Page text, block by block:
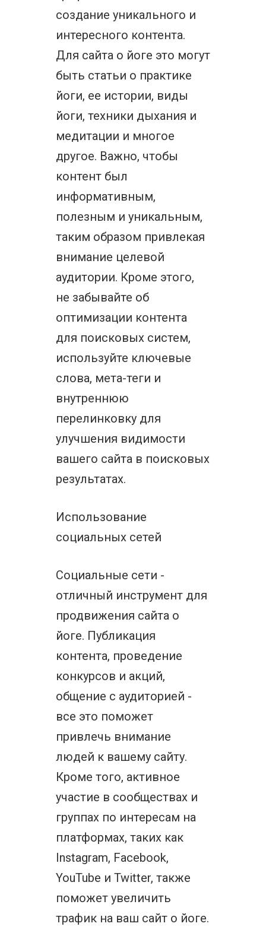
создание уникального и
интересного контента.
Для сайта о йоге это могут
быть статьи о практике
йоги, ее истории, виды
йоги, техники дыхания и
медитации и многое
другое. Важно, чтобы
контент был
информативным,
полезным и уникальным,
таким образом привлекая
внимание целевой
аудитории. Кроме этого,
не забывайте об
оптимизации контента
для поисковых систем,
используйте ключевые
слова, мета-теги и
внутреннюю
перелинковку для
улучшения видимости
вашего сайта в поисковых
результатах.
Использование
социальных сетей
Социальные сети -
отличный инструмент для
продвижения сайта о
йоге. Публикация
контента, проведение
конкурсов и акций,
общение с аудиторией -
все это поможет
привлечь внимание
людей к вашему сайту.
Кроме того, активное
участие в сообществах и
группах по интересам на
платформах, таких как
Instagram, Facebook,
YouTube и Twitter, также
поможет увеличить
трафик на ваш сайт о йоге.